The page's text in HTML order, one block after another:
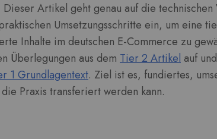
Artikel geht genau auf die technischen
Umsetzungsschritte ein, um eine
Inhalte im deutschen E-Commerce zu
Überlegungen aus dem Tier 2 Artikel auf
1 Grundlagentext. Ziel ist es, fundiertes,
Praxis transferiert werden kann.